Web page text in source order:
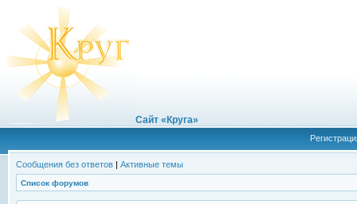
Сайт «Круга»
Сообщения без ответов | Активные темы
Список форумов